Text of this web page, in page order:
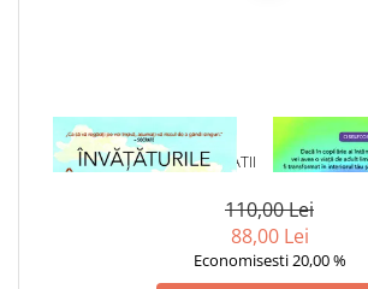
1 x INVATATURILE
INTELEPTILOR ANTICHITATII
1 x
110,00 Lei
88,00 Lei
Economisesti 20,00 %